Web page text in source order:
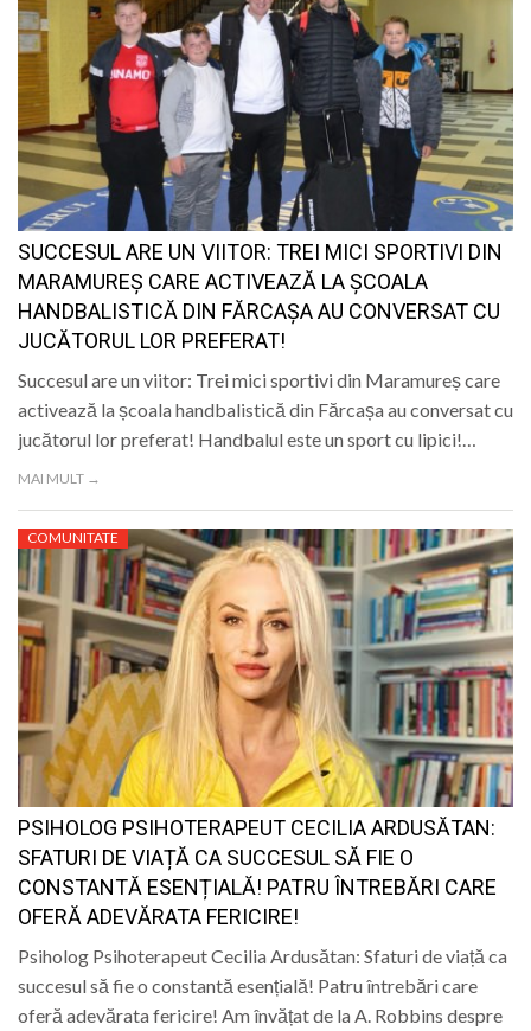
SUCCESUL ARE UN VIITOR: TREI MICI SPORTIVI DIN
MARAMUREȘ CARE ACTIVEAZĂ LA ȘCOALA
HANDBALISTICĂ DIN FĂRCAȘA AU CONVERSAT CU
JUCĂTORUL LOR PREFERAT!
Succesul are un viitor: Trei mici sportivi din Maramureș care
activează la școala handbalistică din Fărcașa au conversat cu
jucătorul lor preferat! Handbalul este un sport cu lipici!…
MAI MULT →
COMUNITATE
PSIHOLOG PSIHOTERAPEUT CECILIA ARDUSĂTAN:
SFATURI DE VIAȚĂ CA SUCCESUL SĂ FIE O
CONSTANTĂ ESENȚIALĂ! PATRU ÎNTREBĂRI CARE
OFERĂ ADEVĂRATA FERICIRE!
Psiholog Psihoterapeut Cecilia Ardusătan: Sfaturi de viață ca
succesul să fie o constantă esențială! Patru întrebări care
oferă adevărata fericire! Am învățat de la A. Robbins despre